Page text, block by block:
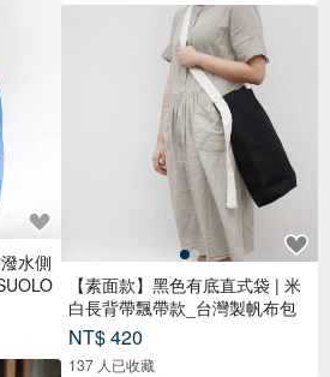
水側
【素面款】黑色有底直式袋 | 米
白長背帶飄帶款_台灣製帆布包
NT$ 420
137 人已收藏